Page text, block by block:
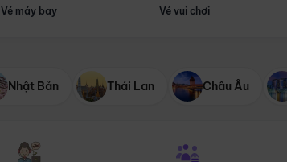
Vé máy bay Vé vui chơi
Nhật Bản Thái Lan Châu Âu